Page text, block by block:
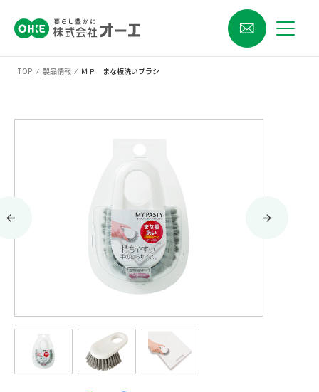
TOP ⁄ 製品情報 ⁄ ＭＰ まな板洗いブラシ